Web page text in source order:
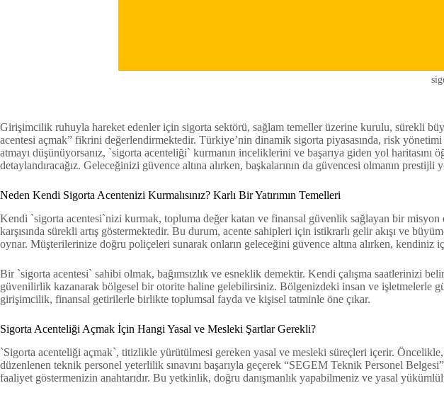
Girişimcilik ruhuyla hareket edenler için sigorta sektörü, sağlam temeller üzerine kurulu, sürekli
acentesi açmak” fikrini değerlendirmektedir. Türkiye’nin dinamik sigorta piyasasında, risk
atmayı düşünüyorsanız, `sigorta acenteliği` kurmanın inceliklerini ve başarıya giden yol
detaylandıracağız. Geleceğinizi güvence altına alırken, başkalarının da güvencesi olmanın prestijli
Neden Kendi Sigorta Acentenizi Kurmalısınız? Karlı Bir Yatırımın Temelleri
Kendi `sigorta acentesi`nizi kurmak, topluma değer katan ve finansal güvenlik sağlayan bir
karşısında sürekli artış göstermektedir. Bu durum, acente sahipleri için istikrarlı gelir akışı ve
oynar. Müşterilerinize doğru poliçeleri sunarak onların geleceğini güvence altına alırken, kendiniz
Bir `sigorta acentesi` sahibi olmak, bağımsızlık ve esneklik demektir. Kendi çalışma saatlerinizi
güvenilirlik kazanarak bölgesel bir otorite haline gelebilirsiniz. Bölgenizdeki insan ve işletmelerle
girişimcilik, finansal getirilerle birlikte toplumsal fayda ve kişisel tatminle öne çıkar.
Sigorta Acenteliği Açmak İçin Hangi Yasal ve Mesleki Şartlar Gerekli?
`Sigorta acenteliği açmak`, titizlikle yürütülmesi gereken yasal ve mesleki süreçleri içerir.
düzenlenen teknik personel yeterlilik sınavını başarıyla geçerek “SEGEM Teknik Personel
faaliyet göstermenizin anahtarıdır. Bu yetkinlik, doğru danışmanlık yapabilmeniz ve yasal